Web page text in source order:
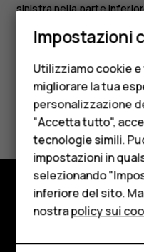
Cellulari
Telefoni
Accessori
HMD Terra
Per le
Tablet
Negozio
sinistra nella parte
Ti è stato d'aiuto?
Sì No
Negozio
Informazioni su
Impostazioni
Utilizziamo cookie
migliorare la tua
personalizzazione
"Accetta tutto",
tecnologie simili.
impostazioni in
selezionando
inferiore del sito.
nostrapolicy sui